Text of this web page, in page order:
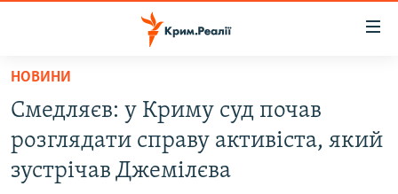
Перейти
основного
матеріалу
Перейти
до
ВОДА.КРИМ
ВІДЕО ТА ФОТО
НОВИНИ
Смедляєв: у Криму суд почав
розглядати справу активіста, який
зустрічав Джемілєва